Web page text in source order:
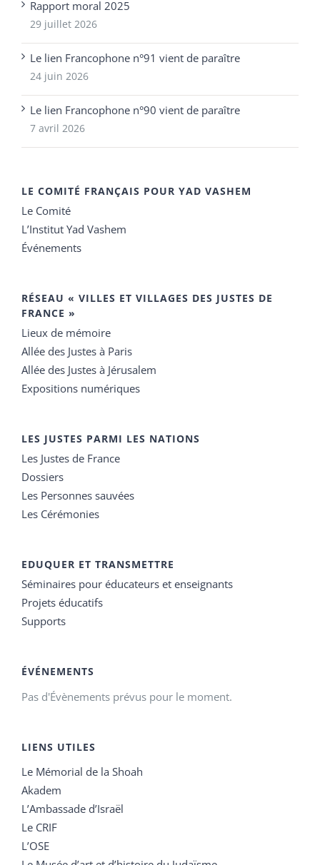
Rapport moral 2025
29 juillet 2026
Le lien Francophone n°91 vient de paraître
24 juin 2026
Le lien Francophone n°90 vient de paraître
7 avril 2026
LE COMITÉ FRANÇAIS POUR YAD VASHEM
Le Comité
L’Institut Yad Vashem
Événements
RÉSEAU « VILLES ET VILLAGES DES JUSTES DE
FRANCE »
Lieux de mémoire
Allée des Justes à Paris
Allée des Justes à Jérusalem
Expositions numériques
LES JUSTES PARMI LES NATIONS
Les Justes de France
Dossiers
Les Personnes sauvées
Les Cérémonies
EDUQUER ET TRANSMETTRE
Séminaires pour éducateurs et enseignants
Projets éducatifs
Supports
ÉVÉNEMENTS
Pas d'Évènements prévus pour le moment.
LIENS UTILES
Le Mémorial de la Shoah
Akadem
L’Ambassade d’Israël
Le CRIF
L’OSE